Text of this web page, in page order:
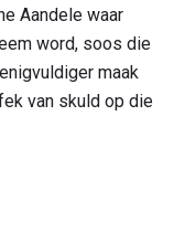
Aandele waar
word, soos die
maak
van skuld op die